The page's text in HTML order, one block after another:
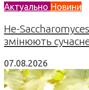
Актуально Новини
Не-
змінюють
07.08.2026